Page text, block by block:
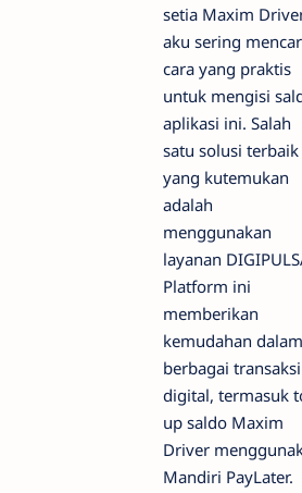
setia Maxim
aku sering
cara yang praktis
untuk mengisi
aplikasi ini. Salah
satu solusi terbaik
yang kutemukan
adalah
menggunakan
layanan
Platform ini
memberikan
kemudahan dalam
berbagai transaksi
digital, termasuk
up saldo Maxim
Driver
Mandiri PayLater.